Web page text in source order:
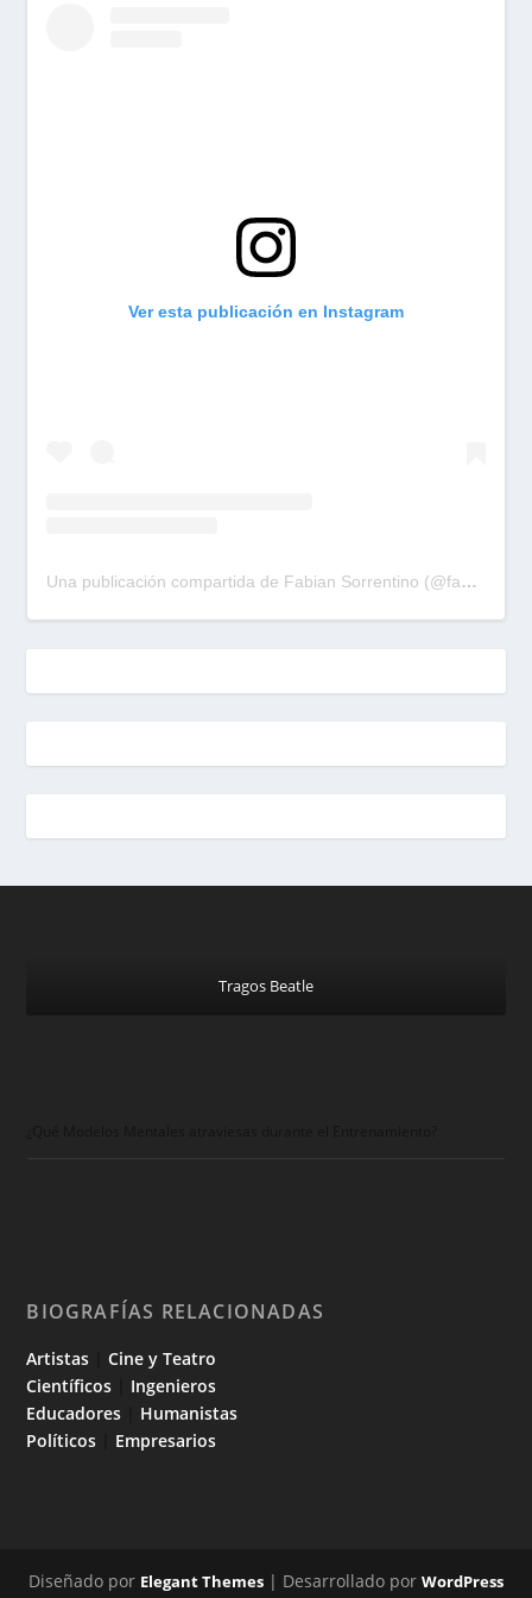
Ver esta publicación en Instagram
Una publicación compartida de Fabian Sorrentino (@fabiansonria)
Tragos Beatle
BIOGRAFÍAS RELACIONADAS
Artistas |Cine y Teatro
Científicos
Ingenieros
Educadores
Humanistas
Políticos
Empresarios
Diseñado por Elegant Themes | Desarrollado por WordPress